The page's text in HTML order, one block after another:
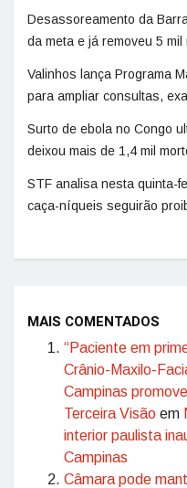
Desassoreamento da
da meta e já removeu 5 mil
Valinhos lança Programa
para ampliar consultas,
Surto de ebola no Congo
deixou mais de 1,4 mil
STF analisa nesta quinta-
caça-níqueis seguirão
MAIS COMENTADOS
“Paciente em
Crânio-Maxilo-
Campinas
Terceira Visão em
interior paulista
Campinas
Câmara pode